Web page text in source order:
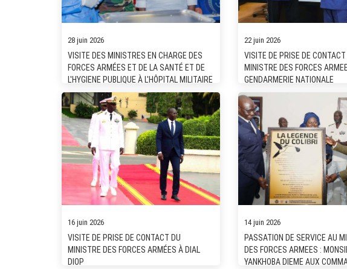
28 juin 2026
VISITE DES MINISTRES EN CHARGE DES
FORCES ARMÉES ET DE LA SANTÉ ET DE
L'HYGIENE PUBLIQUE À L'HÔPITAL MILITAIRE
DE CAMPAGNE DEPLOYÉ À MBANE
22 juin 2026
VISITE DE PRISE DE CONTACT
MINISTRE DES FORCES
GENDARMERIE NATIONALE
16 juin 2026
VISITE DE PRISE DE CONTACT DU
MINISTRE DES FORCES ARMÉES À DIAL
DIOP
14 juin 2026
PASSATION DE SERVICE AU
DES FORCES ARMEES :
YANKHOBA DIEME AUX